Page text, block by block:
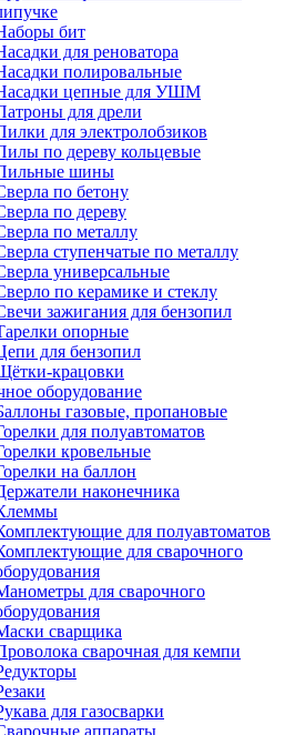
бит
для реноватора
полировальные
цепные для УШМ
для дрели
для электролобзиков
по дереву кольцевые
шины
по бетону
по дереву
по металлу
ступенчатые по металлу
универсальные
по керамике и стеклу
зажигания для бензопил
опорные
для бензопил
крацовки
оборудование
газовые, пропановые
для полуавтоматов
кровельные
на баллон
наконечника
для полуавтоматов
для сварочного
для сварочного
сварщика
сварочная для кемпи
для газосварки
аппараты